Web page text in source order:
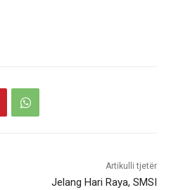
Artikulli tjetër
Jelang Hari Raya, SMSI